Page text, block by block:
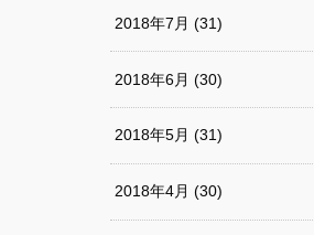
2018年7月 (31)
2018年6月 (30)
2018年5月 (31)
2018年4月 (30)